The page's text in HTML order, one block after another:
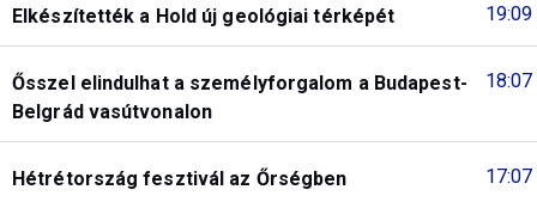
19:09
Elkészítették a Hold új geológiai térképét
18:07
Ősszel elindulhat a személyforgalom a Budapest-
Belgrád vasútvonalon
17:07
Hétrétország fesztivál az Őrségben